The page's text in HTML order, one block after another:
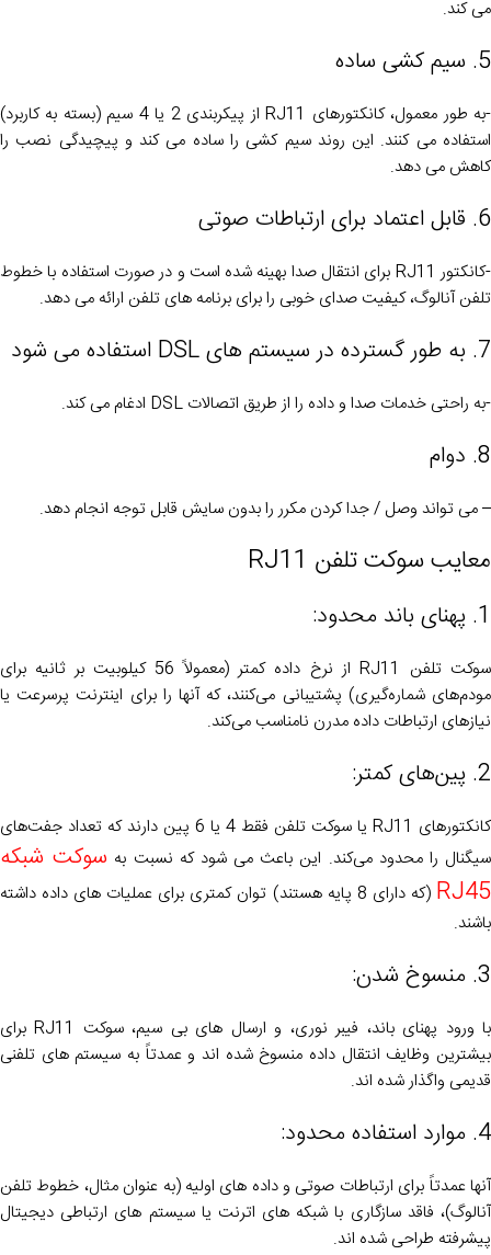
می کند.
5. سیم کشی ساده
-به طور معمول، کانکتورهای RJ11 از پیکربندی 2 یا 4 سیم (بسته به کاربرد)
استفاده می کنند. این روند سیم کشی را ساده می کند و پیچیدگی نصب را
کاهش می دهد.
6. قابل اعتماد برای ارتباطات صوتی
-کانکتور RJ11 برای انتقال صدا بهینه شده است و در صورت استفاده با خطوط
تلفن آنالوگ، کیفیت صدای خوبی را برای برنامه های تلفن ارائه می دهد.
7. به طور گسترده در سیستم های DSL استفاده می شود
-به راحتی خدمات صدا و داده را از طریق اتصالات DSL ادغام می کند.
8. دوام
– می تواند وصل / جدا کردن مکرر را بدون سایش قابل توجه انجام دهد.
معایب سوکت تلفن RJ11
1. پهنای باند محدود:
سوکت تلفن RJ11 از نرخ داده کمتر (معمولاً 56 کیلوبیت بر ثانیه برای
مودم‌های شماره‌گیری) پشتیبانی می‌کنند، که آنها را برای اینترنت پرسرعت یا
نیازهای ارتباطات داده مدرن نامناسب می‌کند.
2. پین‌های کمتر:
کانکتورهای RJ11 یا سوکت تلفن فقط 4 یا 6 پین دارند که تعداد جفت‌های
سیگنال را محدود می‌کند. این باعث می شود که نسبت به سوکت شبکه
RJ45
(که دارای 8 پایه هستند) توان کمتری برای عملیات های داده داشته
باشند.
3. منسوخ شدن:
با ورود پهنای باند، فیبر نوری، و ارسال های بی سیم، سوکت RJ11 برای
بیشترین وظایف انتقال داده منسوخ شده اند و عمدتاً به سیستم های تلفنی
قدیمی واگذار شده اند.
4. موارد استفاده محدود:
آنها عمدتاً برای ارتباطات صوتی و داده های اولیه (به عنوان مثال، خطوط تلفن
آنالوگ)، فاقد سازگاری با شبکه های اترنت یا سیستم های ارتباطی دیجیتال
پیشرفته طراحی شده اند.